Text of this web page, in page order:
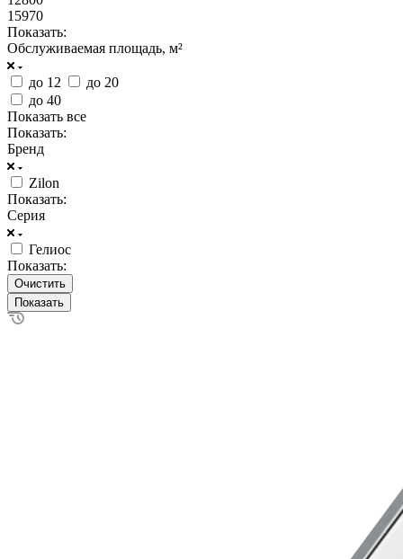
15970
Показать:
Обслуживаемая площадь, м²
до 12
до 20
до 40
Показать все
Показать:
Бренд
Zilon
Показать:
Серия
Гелиос
Показать:
Очистить